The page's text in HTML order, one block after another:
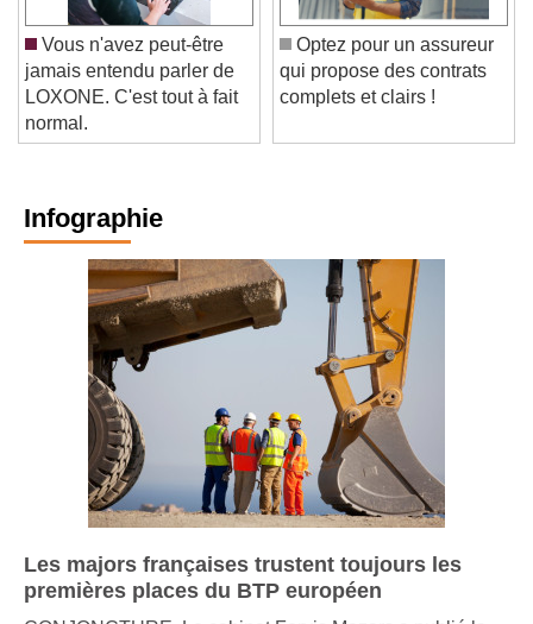
Vous n'avez peut-être
jamais entendu parler de
LOXONE. C'est tout à fait
normal.
Optez pour un assureur
qui propose des contrats
Infographie
Les majors françaises trustent toujours les
premières places du BTP européen